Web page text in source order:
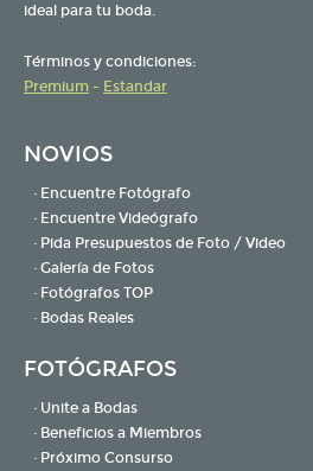
ideal para tu boda.
Términos y condiciones:
Premium - Estandar
NOVIOS
· Encuentre Fotógrafo
· Encuentre Videógrafo
· Pida Presupuestos de Foto / Video
· Galería de Fotos
· Fotógrafos TOP
· Bodas Reales
FOTÓGRAFOS
· Unite a Bodas
· Beneficios a Miembros
· Próximo Consurso